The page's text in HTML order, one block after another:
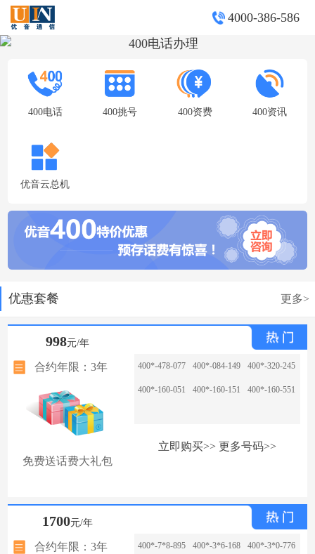
4000-386-586
400电话 400挑号 400资费 400资讯
优音云总机
优惠套餐 更多>
998元/年
合约年限：3年
免费送话费大礼包
400*-478-077 400*-084-149 400*-320-245
400*-160-051 400*-160-151 400*-160-551
立即购买>> 更多号码>>
1700元/年
合约年限：3年 400*-7*8-895 400*-3*6-168 400*-3*0-776